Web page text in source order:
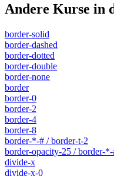
Andere Kurse in
border-solid
border-dashed
border-dotted
border-double
border-none
border
border-0
border-2
border-4
border-8
border-*-# / border-t-2
border-opacity-25 / border-
divide-x
divide-x-0